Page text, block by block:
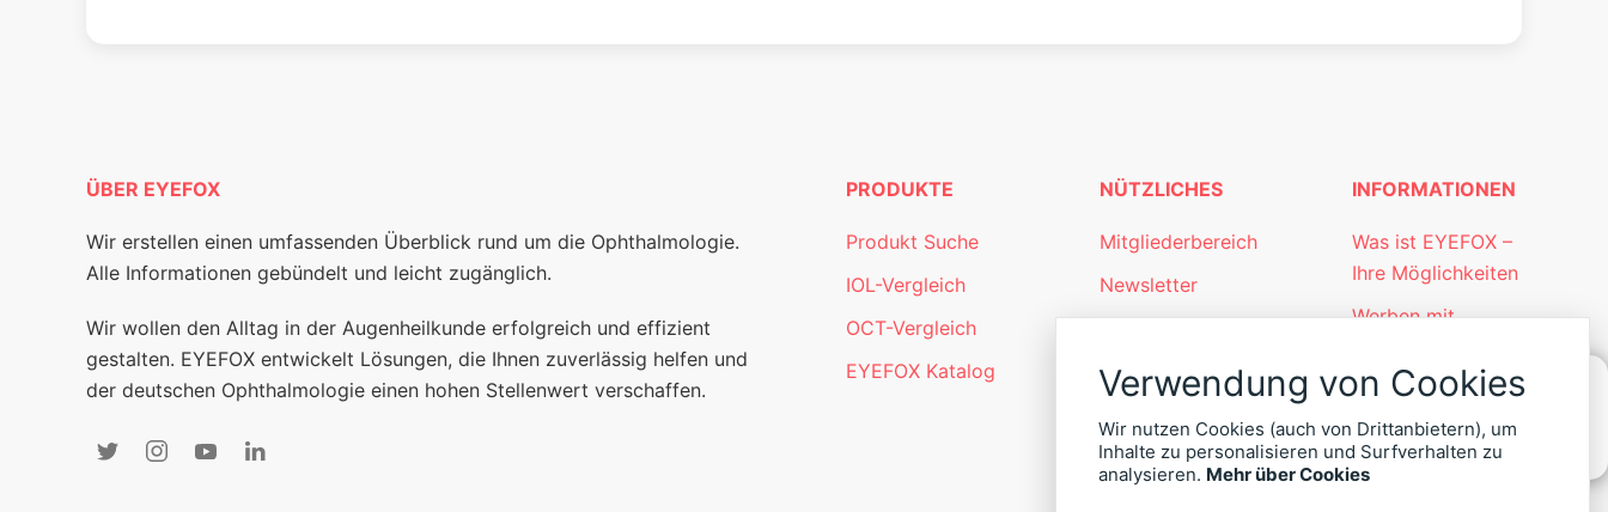
KONTAKT
ÜBER EYEFOX
Wir erstellen einen umfassenden Überblick rund um die Ophthalmologie.
Alle Informationen gebündelt und leicht zugänglich.
Wir wollen den Alltag in der Augenheilkunde erfolgreich und effizient
gestalten. EYEFOX entwickelt Lösungen, die Ihnen zuverlässig helfen und
der deutschen Ophthalmologie einen hohen Stellenwert verschaffen.
PRODUKTE
Produkt Suche
IOL-Vergleich
OCT-Vergleich
EYEFOX Katalog
NÜTZLICHES
Mitgliederbereich
Newsletter
INFORMATIONEN
Was ist EYEFOX –
Ihre Möglichkeiten
Werben mit
Kontakt
Datenschutz
Impressum
Verwendung von Cookies
Wir nutzen Cookies (auch von Drittanbietern), um
Inhalte zu personalisieren und Surfverhalten zu
analysieren. Mehr über Cookies